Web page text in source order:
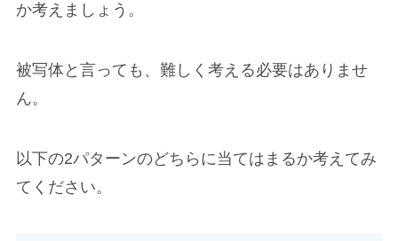
か考えましょう。
被写体と言っても、難しく考える必要はありませ
ん。
以下の2パターンのどちらに当てはまるか考えてみ
てください。